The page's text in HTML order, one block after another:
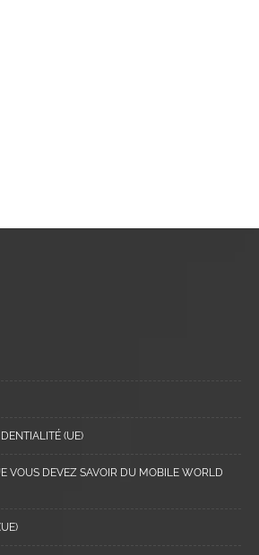
(UE)
VOUS DEVEZ SAVOIR DU MOBILE WORLD